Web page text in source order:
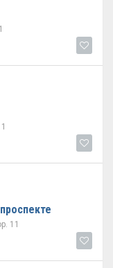
11